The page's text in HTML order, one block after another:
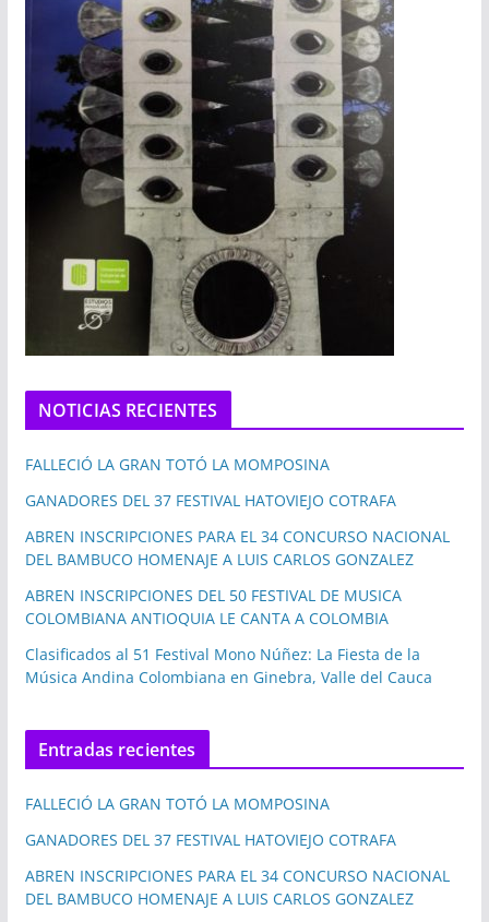
NOTICIAS RECIENTES
FALLECIÓ LA GRAN TOTÓ LA MOMPOSINA
GANADORES DEL 37 FESTIVAL HATOVIEJO COTRAFA
ABREN INSCRIPCIONES PARA EL 34 CONCURSO NACIONAL
DEL BAMBUCO HOMENAJE A LUIS CARLOS GONZALEZ
ABREN INSCRIPCIONES DEL 50 FESTIVAL DE MUSICA
COLOMBIANA ANTIOQUIA LE CANTA A COLOMBIA
Clasificados al 51 Festival Mono Núñez: La Fiesta de la
Música Andina Colombiana en Ginebra, Valle del Cauca
Entradas recientes
FALLECIÓ LA GRAN TOTÓ LA MOMPOSINA
GANADORES DEL 37 FESTIVAL HATOVIEJO COTRAFA
ABREN INSCRIPCIONES PARA EL 34 CONCURSO NACIONAL
DEL BAMBUCO HOMENAJE A LUIS CARLOS GONZALEZ